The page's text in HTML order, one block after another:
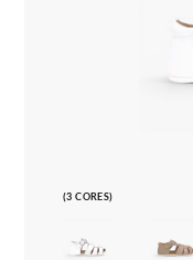
(3 CORES)